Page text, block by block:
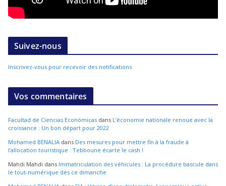
Suivez-nous
Inscrivez-vous pour recevoir des notifications
Vos commentaires
Facultad de Ciencias Económicas dans L’économie nationale renoue avec la
croissance : Un bon départ pour 2022
Mohamed BENALIA dans Des mesures pour mettre fin à la fraude à
l’allocation touristique : Tebboune écarte le cash !
Mahdi Mahdi dans Immatriculation des véhicules : La procédure bascule dans
le tout-numérique dès ce dimanche